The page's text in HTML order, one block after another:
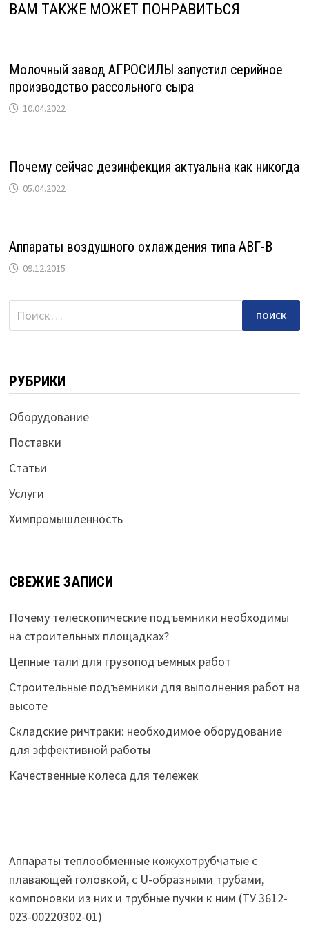
ВАМ ТАКЖЕ МОЖЕТ ПОНРАВИТЬСЯ
Молочный завод АГРОСИЛЫ запустил серийное
производство рассольного сыра
10.04.2022
Почему сейчас дезинфекция актуальна как никогда
05.04.2022
Аппараты воздушного охлаждения типа АВГ-В
09.12.2015
Найти:
РУБРИКИ
Оборудование
Поставки
Статьи
Услуги
Химпромышленность
СВЕЖИЕ ЗАПИСИ
Почему телескопические подъемники необходимы
на строительных площадках?
Цепные тали для грузоподъемных работ
Строительные подъемники для выполнения работ на
высоте
Складские ричтраки: необходимое оборудование
для эффективной работы
Качественные колеса для тележек
Аппараты теплообменные кожухотрубчатые c
плавающей головкой, с U-образными трубами,
компоновки из них и трубные пучки к ним (ТУ 3612-
023-00220302-01)